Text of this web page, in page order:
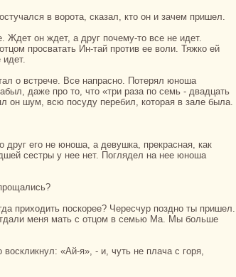
в ворота, сказал, кто он и зачем пришел.
просватать Ин-тай против ее воли. Тяжкo ей
идет.
даже про то, что «три paза по семь - двадцать
он шум, всю посуду перебил, кoтоpaя в зале была.
сестры у нее нет. Поглядел нa нее юноша
меня мать с отцом в семью Ма. Мы больше